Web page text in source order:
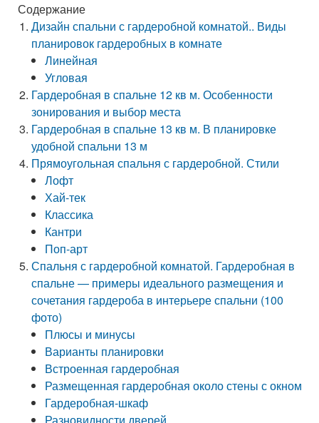
Содержание
Дизайн спальни с гардеробной комнатой.. Виды
планировок гардеробных в комнате
Линейная
Угловая
Гардеробная в спальне 12 кв м. Особенности
зонирования и выбор места
Гардеробная в спальне 13 кв м. В планировке
удобной спальни 13 м
Прямоугольная спальня с гардеробной. Стили
Лофт
Хай-тек
Классика
Кантри
Поп-арт
Спальня с гардеробной комнатой. Гардеробная в
спальне — примеры идеального размещения и
сочетания гардероба в интерьере спальни (100
фото)
Плюсы и минусы
Варианты планировки
Встроенная гардеробная
Размещенная гардеробная около стены с окном
Гардеробная-шкаф